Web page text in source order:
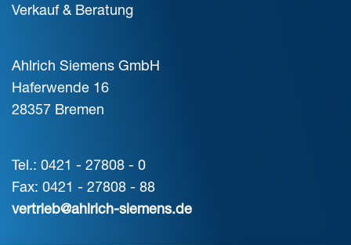
Verkauf & Beratung
Ahlrich Siemens GmbH
Haferwende 16
28357 Bremen
Tel.: 0421 - 27808 - 0
Fax: 0421 - 27808 - 88
vertrieb@ahlrich-siemens.de